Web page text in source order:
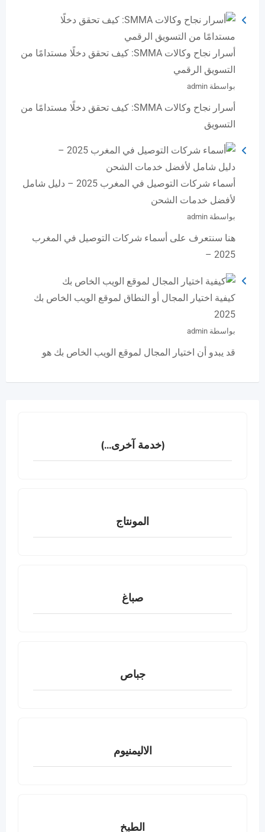
أسرار نجاح وكالات SMMA: كيف تحقق دخلًا مستدامًا من
التسويق الرقمي
بواسطة admin
أسرار نجاح وكالات SMMA: كيف تحقق دخلًا مستدامًا من
التسويق
أسماء شركات التوصيل في المغرب 2025 – دليل شامل
لأفضل خدمات الشحن
بواسطة admin
هنا سنتعرف على أسماء شركات التوصيل في المغرب
2025 –
كيفية اختيار المجال أو النطاق لموقع الويب الخاص بك
2025
بواسطة admin
قد يبدو أن اختيار المجال لموقع الويب الخاص بك هو
(خدمة آخرى...)
المونتاج
صباغ
جباص
الاليمنيوم
الطبخ